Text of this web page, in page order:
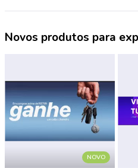
Novos produtos para
NOVO